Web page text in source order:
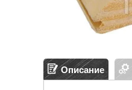
Описание